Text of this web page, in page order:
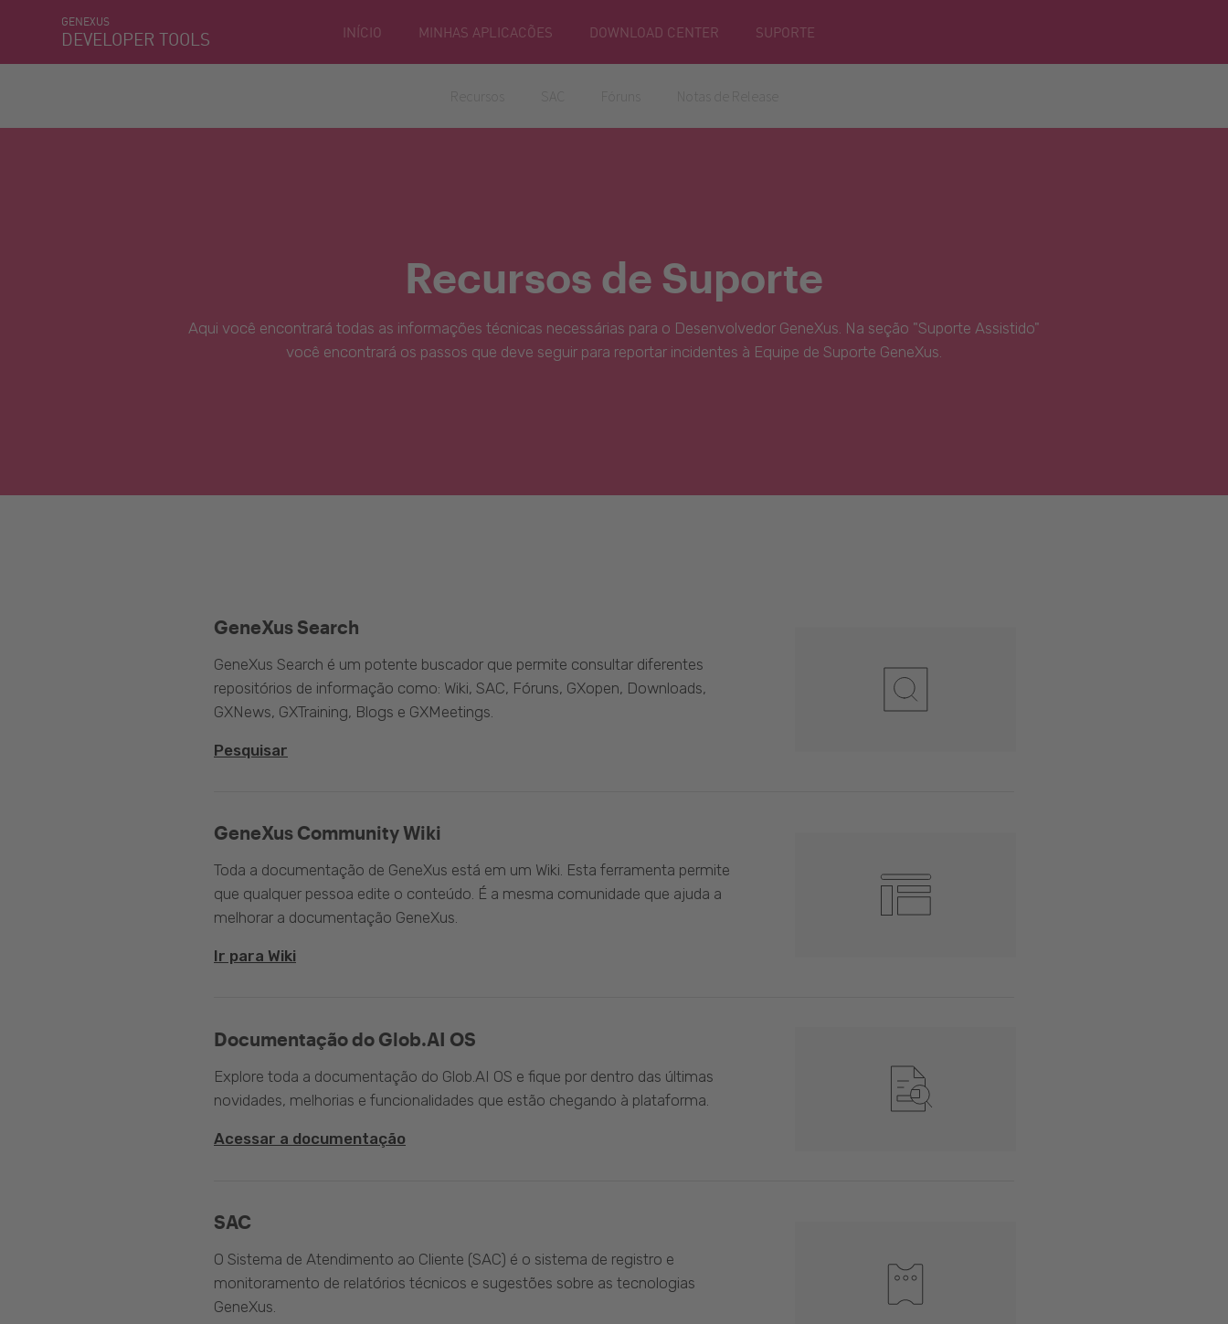
GENEXUS
DEVELOPER TOOLS INÍCIO MINHAS APLICACÕES DOWNLOAD CENTER SUPORTE
Recursos de Suporte
Aqui você encontrará todas as informações técnicas necessárias para o Desenvolvedor GeneXus. Na seção "Suporte Assistido"
você encontrará os passos que deve seguir para reportar incidentes à Equipe de Suporte GeneXus.
GeneXus Community Wiki
Toda a documentação de GeneXus está em um Wiki. Esta ferramenta permite
que qualquer pessoa edite o conteúdo. É a mesma comunidade que ajuda a
melhorar a documentação GeneXus.
Ir para Wiki
GeneXus Search
GeneXus Search é um potente buscador que permite consultar diferentes
repositórios de informação como: Wiki, SAC, Fóruns, GXopen, Downloads,
GXNews, GXTraining, Blogs e GXMeetings.
Pesquisar
Documentação do Glob.AI OS
Explore toda a documentação do Glob.AI OS e fique por dentro das últimas
novidades, melhorias e funcionalidades que estão chegando à plataforma.
Acessar a documentação
SAC
O Sistema de Atendimento ao Cliente (SAC) é o sistema de registro e
monitoramento de relatórios técnicos e sugestões sobre as tecnologias
GeneXus.